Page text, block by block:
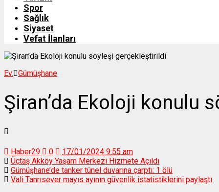
Spor
Sağlık
Siyaset
Vefat İlanları
Ev. Gümüşhane
Şiran’da Ekoloji konulu
Haber29 0
17/01/2024 9:55 am
Üçtaş Akköy Yaşam Merkezi Hizmete Açıldı
Gümüşhane’de tanker tünel duvarına çarptı: 1 ölü
Vali Tanrısever mayıs ayının güvenlik istatistiklerini paylaştı